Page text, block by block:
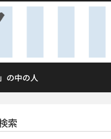
の中の人
索